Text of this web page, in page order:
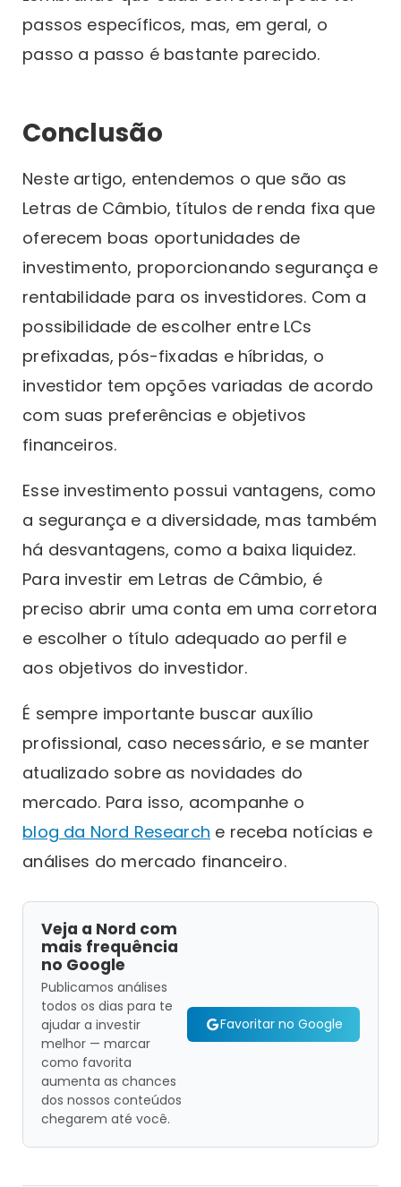
passos específicos, mas, em geral, o
passo a passo é bastante parecido.
Conclusão
Neste artigo, entendemos o que são as
Letras de Câmbio, títulos de renda fixa que
oferecem boas oportunidades de
investimento, proporcionando segurança e
rentabilidade para os investidores. Com a
possibilidade de escolher entre LCs
prefixadas, pós-fixadas e híbridas, o
investidor tem opções variadas de acordo
com suas preferências e objetivos
financeiros.
Esse investimento possui vantagens, como
a segurança e a diversidade, mas também
há desvantagens, como a baixa liquidez.
Para investir em Letras de Câmbio, é
preciso abrir uma conta em uma corretora
e escolher o título adequado ao perfil e
aos objetivos do investidor.
É sempre importante buscar auxílio
profissional, caso necessário, e se manter
atualizado sobre as novidades do
mercado. Para isso, acompanhe o
blog da Nord Research e receba notícias e
análises do mercado financeiro.
Veja a Nord com
mais frequência
no Google
Publicamos análises
todos os dias para te
ajudar a investir
melhor — marcar
como favorita
aumenta as chances
dos nossos conteúdos
chegarem até você.
Favoritar no Google